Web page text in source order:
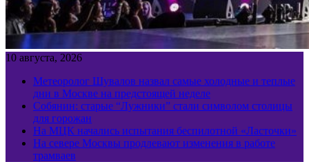
10 августа, 2026
Метеоролог Шувалов назвал самые холодные и теплые
дни в Москве на предстоящей неделе
Собянин: старые “Лужники” стали символом столицы
для горожан
На МЦК начались испытания беспилотной «Ласточки»
На севере Москвы продлевают изменения в работе
трамваев